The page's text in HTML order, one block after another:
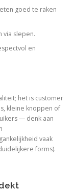
goed te raken
via slepen.
en
het is customer
kleine knoppen of
— denk aan
vaak
forms).